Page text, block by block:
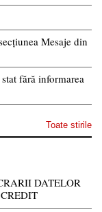
Mesaje din
fără informarea
Toate stirile
DATELOR